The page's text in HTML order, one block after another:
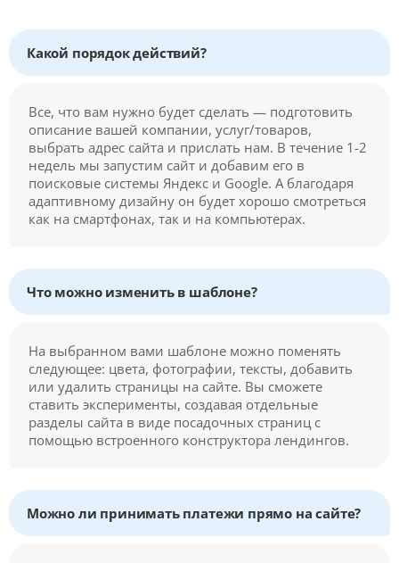
Какой порядок действий?
Все, что вам нужно будет сделать — подготовить
описание вашей компании, услуг/товаров,
выбрать адрес сайта и прислать нам. В течение 1-2
недель мы запустим сайт и добавим его в
поисковые системы Яндекс и Google. А благодаря
адаптивному дизайну он будет хорошо смотреться
как на смартфонах, так и на компьютерах.
Что можно изменить в шаблоне?
На выбранном вами шаблоне можно поменять
следующее: цвета, фотографии, тексты, добавить
или удалить страницы на сайте. Вы сможете
ставить эксперименты, создавая отдельные
разделы сайта в виде посадочных страниц с
помощью встроенного конструктора лендингов.
Можно ли принимать платежи прямо на сайте?